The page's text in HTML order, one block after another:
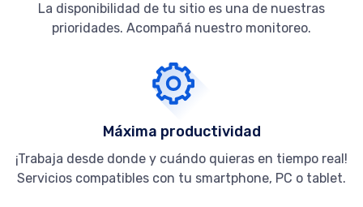
La disponibilidad de tu sitio es una de nuestras
prioridades. Acompañá nuestro monitoreo.
Máxima productividad
¡Trabaja desde donde y cuándo quieras en tiempo real!
Servicios compatibles con tu smartphone, PC o tablet.